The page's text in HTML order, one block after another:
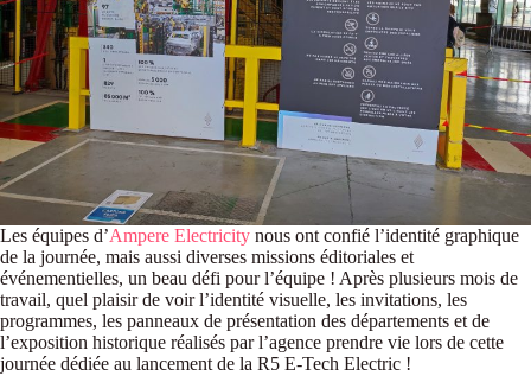
Les équipes d’Ampere Electricity nous ont confié l’identité graphique
de la journée, mais aussi diverses missions éditoriales et
événementielles, un beau défi pour l’équipe ! Après plusieurs mois de
travail, quel plaisir de voir l’identité visuelle, les invitations, les
programmes, les panneaux de présentation des départements et de
l’exposition historique réalisés par l’agence prendre vie lors de cette
journée dédiée au lancement de la R5 E-Tech Electric !